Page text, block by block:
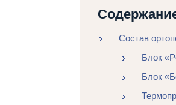
Состав
Блок
Блок